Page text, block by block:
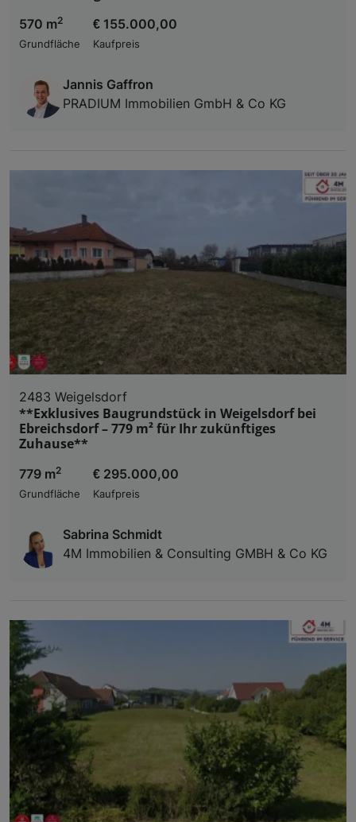
570 m2
Grundfläche
€ 155.000,00
Kaufpreis
Jannis Gaffron
PRADIUM Immobilien GmbH & Co KG
2483 Weigelsdorf
**Exklusives Baugrundstück in Weigelsdorf bei
Ebreichsdorf – 779 m² für Ihr zukünftiges
Zuhause**
779 m2
Grundfläche
€ 295.000,00
Kaufpreis
Sabrina Schmidt
4M Immobilien & Consulting GMBH & Co KG